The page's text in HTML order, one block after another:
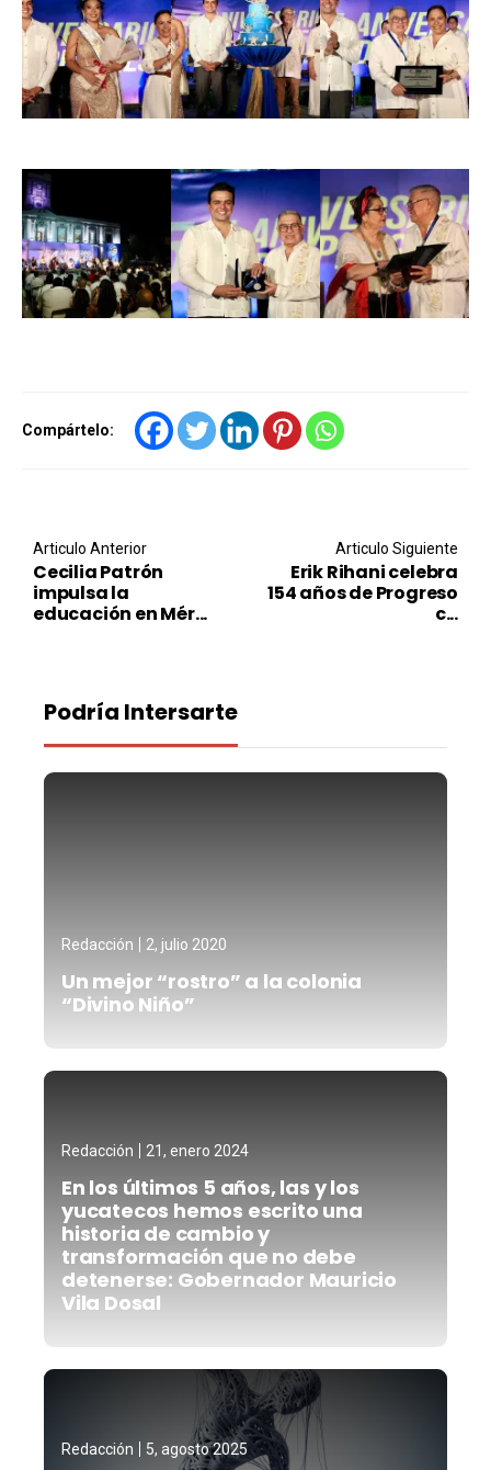
Compártelo:
Post navigation
Articulo Anterior
Cecilia Patrón
impulsa la
educación en Mér...
Articulo Siguiente
Erik Rihani celebra
154 años de Progreso
c...
Podría Intersarte
Redacción 2, julio 2020
Un mejor “rostro” a la colonia
“Divino Niño”
Redacción 21, enero 2024
En los últimos 5 años, las y los
yucatecos hemos escrito una
historia de cambio y
transformación que no debe
detenerse: Gobernador Mauricio
Vila Dosal
Redacción 5, agosto 2025